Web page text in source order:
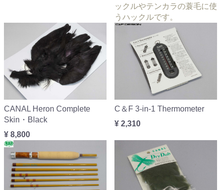
ックルやテンカラの蓑毛に使
うハックルです。
CANAL Heron Complete
Skin・Black
¥ 8,800
C＆F 3-in-1 Thermometer
¥ 2,310